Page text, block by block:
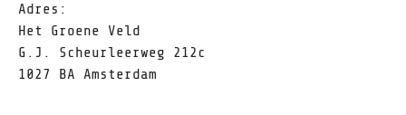
Adres:
Het Groene Veld
G.J. Scheurleerweg 212c
1027 BA Amsterdam